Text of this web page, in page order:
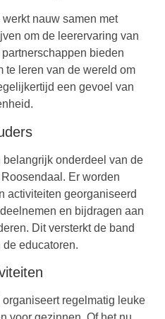
nauw samen met
om de leerervaring van
bieden
te leren van de wereld om
een gevoel van
onderdeel van de
Er worden
activiteiten georganiseerd
en bijdragen aan
Dit versterkt de band
educatoren.
regelmatig leuke